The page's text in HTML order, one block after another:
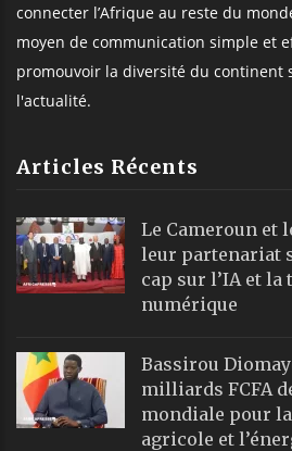
connecter l’Afrique au reste du
moyen de communication simple et
promouvoir la diversité du continent
l'actualité.
Articles Récents
Le Cameroun et
leur partenariat
cap sur l’IA et
numérique
Bassirou
milliards FCFA
mondiale pour
agricole et